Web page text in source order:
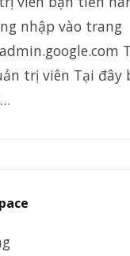
nhập vào trang
trị viên Tại đây